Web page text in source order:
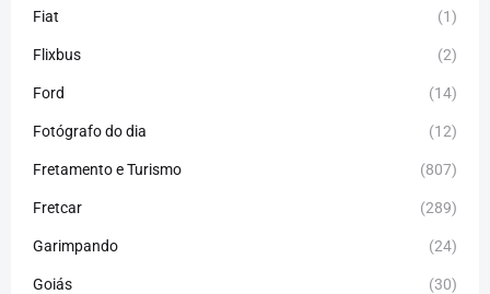
Fiat (1)
Flixbus (2)
Ford (14)
Fotógrafo do dia (12)
Fretamento e Turismo (807)
Fretcar (289)
Garimpando (24)
Goiás (30)